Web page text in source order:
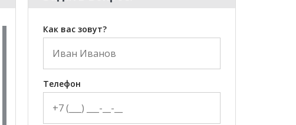
Как вас зовут?
Телефон